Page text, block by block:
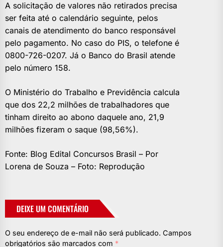
A solicitação de valores não retirados precisa
ser feita até o calendário seguinte, pelos
canais de atendimento do banco responsável
pelo pagamento. No caso do PIS, o telefone é
0800-726-0207. Já o Banco do Brasil atende
pelo número 158.
O Ministério do Trabalho e Previdência calcula
que dos 22,2 milhões de trabalhadores que
tinham direito ao abono daquele ano, 21,9
milhões fizeram o saque (98,56%).
Fonte: Blog Edital Concursos Brasil – Por
Lorena de Souza – Foto: Reprodução
DEIXE UM COMENTÁRIO
O seu endereço de e-mail não será publicado. Campos
obrigatórios são marcados com *